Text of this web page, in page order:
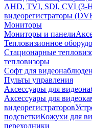
AHD, TVI, SDI, CVI (3-
видеорегистраторы
Мониторы
Мониторы и панели
Тепловизионное
Стационарные
тепловизоры
Софт для
Пульты управления
Аксессуары для
Аксессуары для
видеорегистраторов
подсветкиКожухи для
переходники